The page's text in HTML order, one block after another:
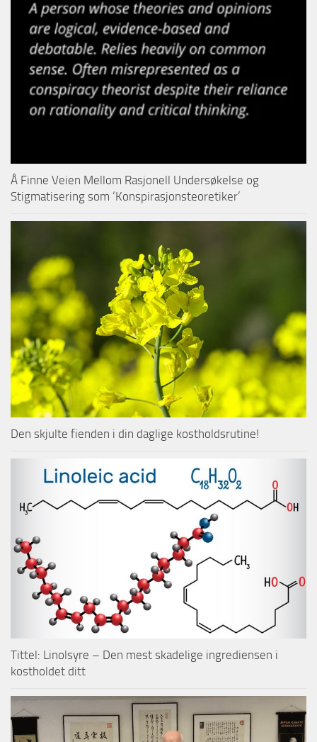
Å Finne Veien Mellom Rasjonell Undersøkelse og
Stigmatisering som ‘Konspirasjonsteoretiker’
Den skjulte fienden i din daglige kostholdsrutine!
Tittel: Linolsyre – Den mest skadelige ingrediensen i
kostholdet ditt